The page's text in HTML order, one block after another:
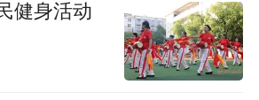
健身活动